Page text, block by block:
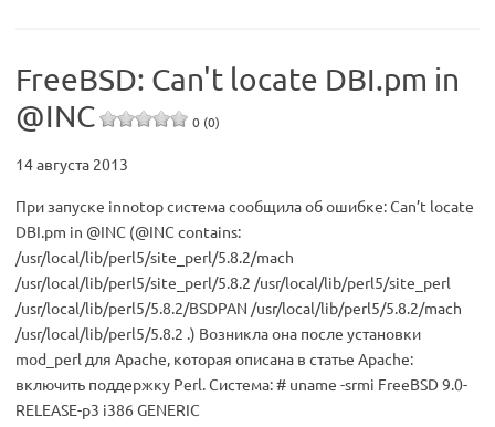
FreeBSD: Can't locate DBI.pm in
@INC
0 (0)
14 августа 2013
При запуске innotop система сообщила об ошибке: Can’t locate
DBI.pm in @INC (@INC contains:
/usr/local/lib/perl5/site_perl/5.8.2/mach
/usr/local/lib/perl5/site_perl/5.8.2 /usr/local/lib/perl5/site_perl
/usr/local/lib/perl5/5.8.2/BSDPAN /usr/local/lib/perl5/5.8.2/mach
/usr/local/lib/perl5/5.8.2 .) Возникла она после установки
mod_perl для Apache, которая описана в статье Apache:
включить поддержку Perl. Система: # uname -srmi FreeBSD 9.0-
RELEASE-p3 i386 GENERIC